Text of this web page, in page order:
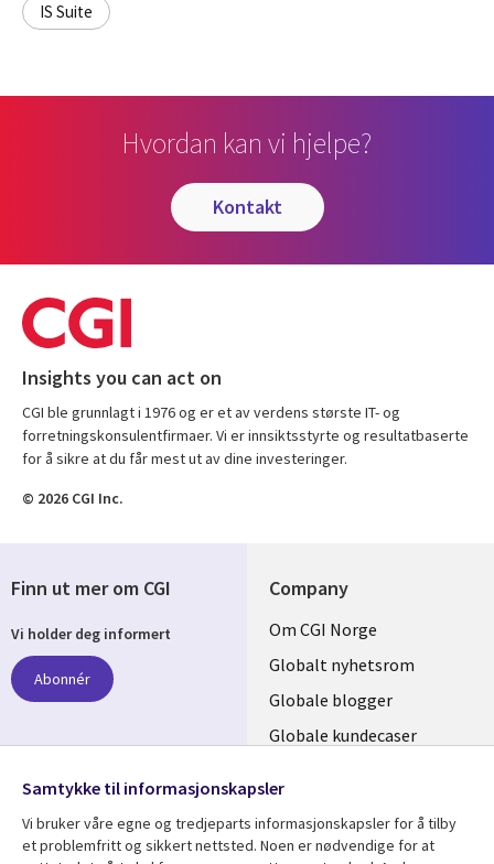
IS Suite
Hvordan kan vi hjelpe?
kontakt
Insights you can act on
CGI ble grunnlagt i 1976 og er et av verdens største IT- og
forretningskonsulentfirmaer. Vi er innsiktsstyrte og resultatbaserte
for å sikre at du får mest ut av dine investeringer.
© 2026 CGI Inc.
Company
Useful
links
NORWAY
Om CGI Norge
Globalt nyhetsrom
Globale blogger
Globale kundecaser
Finn ut mer om CGI
Vi holder deg informert
Abonnér
følg oss
Social
Media
Samtykke til informasjonskapsler
Vi bruker våre egne og tredjeparts informasjonskapsler for å tilby
et problemfritt og sikkert nettsted. Noen er nødvendige for at